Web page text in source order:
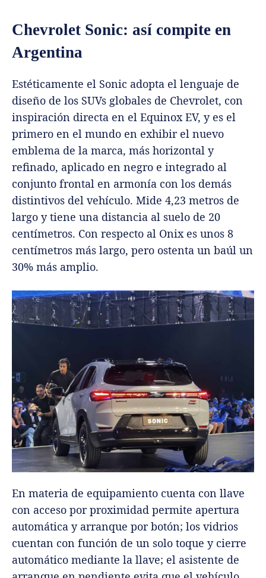
Chevrolet Sonic: así compite en
Argentina
Estéticamente el Sonic adopta el lenguaje de
diseño de los SUVs globales de Chevrolet, con
inspiración directa en el Equinox EV, y es el
primero en el mundo en exhibir el nuevo
emblema de la marca, más horizontal y
refinado, aplicado en negro e integrado al
conjunto frontal en armonía con los demás
distintivos del vehículo. Mide 4,23 metros de
largo y tiene una distancia al suelo de 20
centímetros. Con respecto al Onix es unos 8
centímetros más largo, pero ostenta un baúl un
30% más amplio.
En materia de equipamiento cuenta con llave
con acceso por proximidad permite apertura
automática y arranque por botón; los vidrios
cuentan con función de un solo toque y cierre
automático mediante la llave; el asistente de